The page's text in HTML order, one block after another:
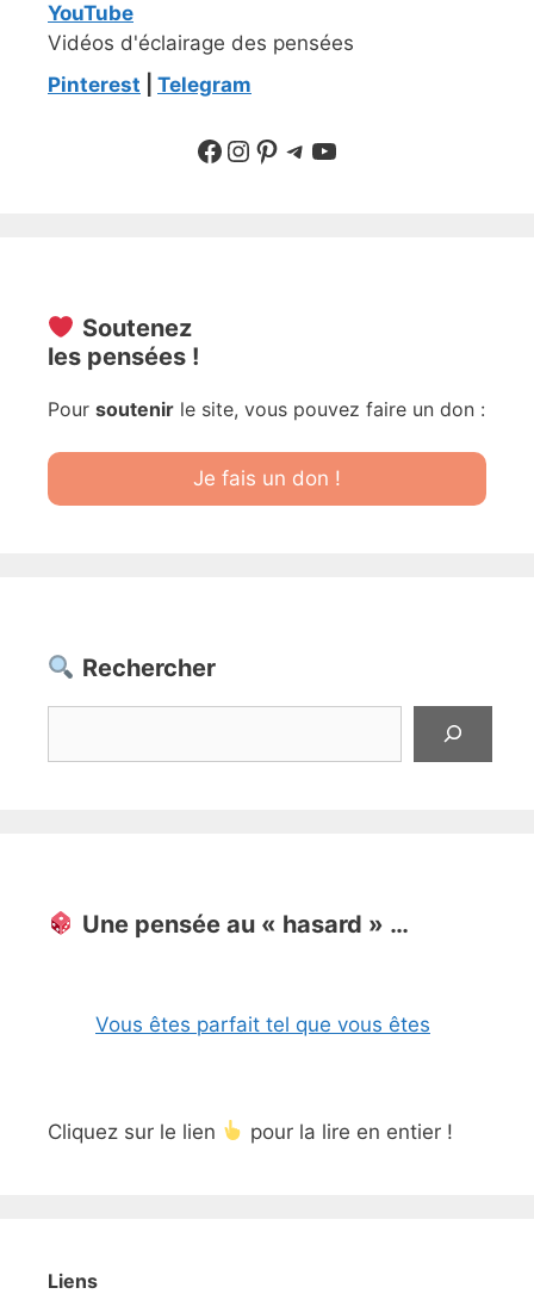
YouTube
Vidéos d'éclairage des pensées
Pinterest
Telegram
Suivre sur Facebook
Suivre sur Instagram
Pinterest
Sur Telegram
YouTube
Soutenez
les pensées !
Pour soutenir le site, vous pouvez faire un don :
Je fais un don !
Rechercher
Une pensée au « hasard » …
Vous êtes parfait tel que vous êtes
Cliquez sur le lien pour la lire en entier !
Liens